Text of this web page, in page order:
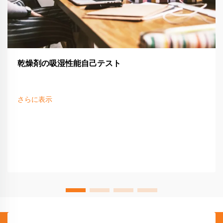
乾燥剤の吸湿性能自己テスト
さらに表示